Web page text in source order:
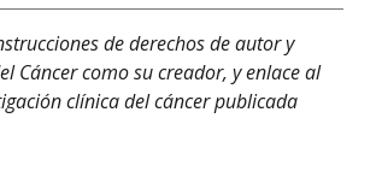
de derechos de autor y
Cáncer como su creador, y enlace al
clínica del cáncer publicada